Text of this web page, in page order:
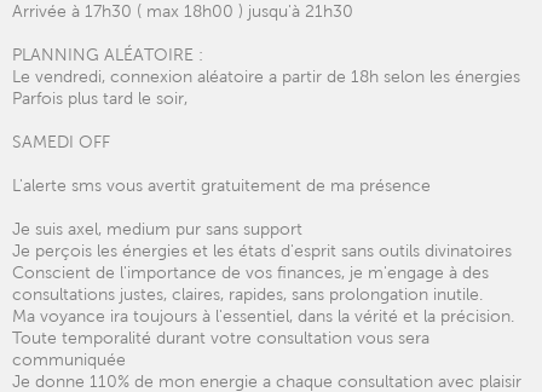
Arrivée à 17h30 ( max 18h00 ) jusqu'à 21h30
PLANNING ALÉATOIRE :
Le vendredi, connexion aléatoire a partir de 18h selon les énergies
Parfois plus tard le soir,
SAMEDI OFF
L'alerte sms vous avertit gratuitement de ma présence
Je suis axel, medium pur sans support
Je perçois les énergies et les états d'esprit sans outils divinatoires
Conscient de l'importance de vos finances, je m'engage à des
consultations justes, claires, rapides, sans prolongation inutile.
Ma voyance ira toujours à l'essentiel, dans la vérité et la précision.
Toute temporalité durant votre consultation vous sera
communiquée
Je donne 110% de mon energie a chaque consultation avec plaisir